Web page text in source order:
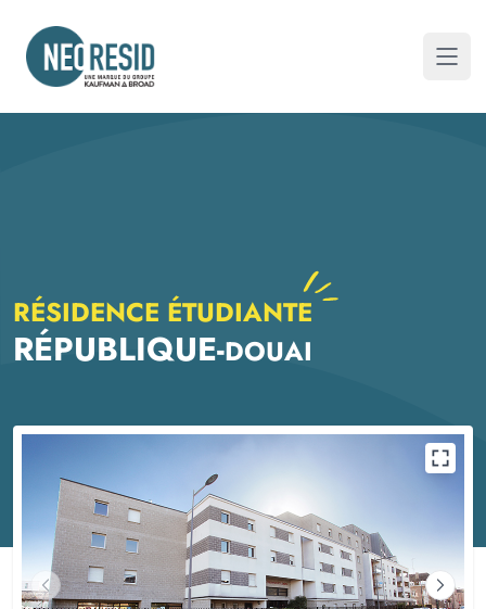
Neoresid
RÉSIDENCE ÉTUDIANTE
RÉPUBLIQUE-DOUAI
Previous Next